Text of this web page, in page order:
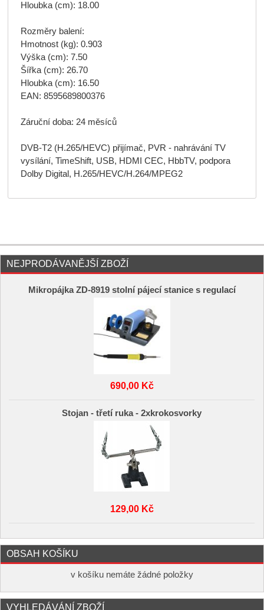
Hloubka (cm): 18.00
Rozměry balení:
Hmotnost (kg): 0.903
Výška (cm): 7.50
Šířka (cm): 26.70
Hloubka (cm): 16.50
EAN: 8595689800376
Záruční doba: 24 měsíců
DVB-T2 (H.265/HEVC) přijímač, PVR - nahrávání TV
vysílání, TimeShift, USB, HDMI CEC, HbbTV, podpora
Dolby Digital, H.265/HEVC/H.264/MPEG2
NEJPRODÁVANĚJŠÍ ZBOŽÍ
Mikropájka ZD-8919 stolní pájecí stanice s regulací
690,00 Kč
Stojan - třetí ruka - 2xkrokosvorky
129,00 Kč
OBSAH KOŠÍKU
v košíku nemáte žádné položky
VYHLEDÁVÁNÍ ZBOŽÍ